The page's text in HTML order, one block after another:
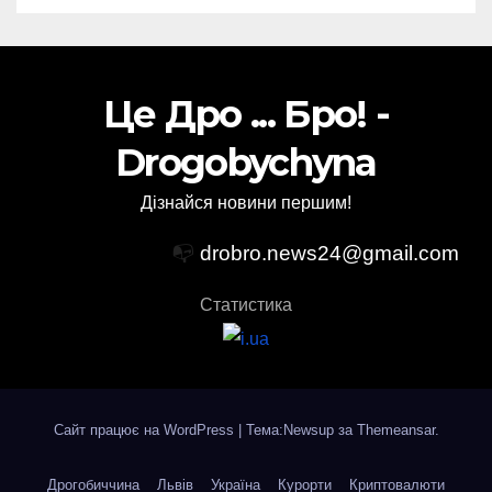
Це Дро ... Бро! -
Drogobychyna
Дізнайся новини першим!
📭 drobro.news24@gmail.com
Статистика
Сайт працює на WordPress Тема:Newsup за Themeansar.
Дрогобиччина Львів Україна Курорти Криптовалюти